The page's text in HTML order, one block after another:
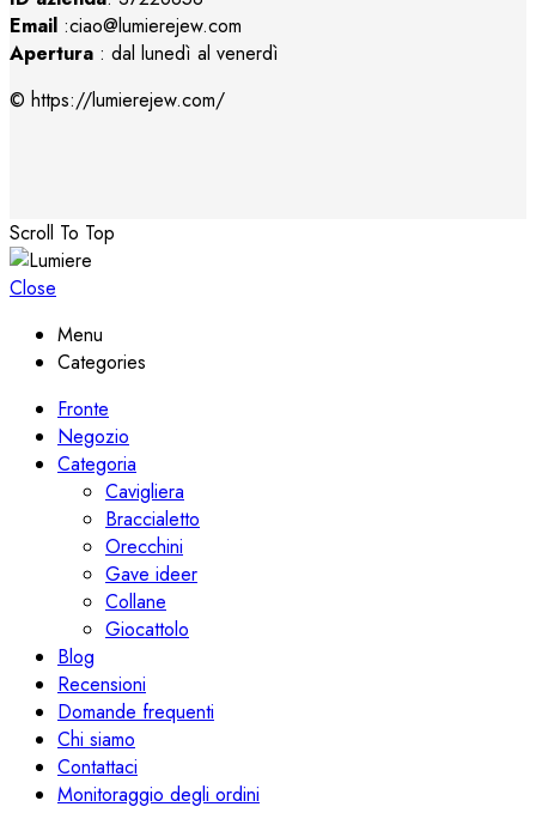
Email :ciao@lumierejew.com
Apertura : dal lunedì al venerdì
© https://lumierejew.com/
Scroll To Top
Close
Menu
Categories
Fronte
Negozio
Categoria
Cavigliera
Braccialetto
Orecchini
Gave ideer
Collane
Giocattolo
Blog
Recensioni
Domande frequenti
Chi siamo
Contattaci
Monitoraggio degli ordini